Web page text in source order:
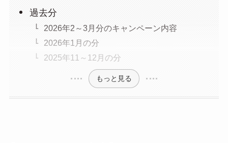
過去分
2026年2～3月分のキャンペーン内容
2026年1月の分
2025年11～12月の分
もっと見る